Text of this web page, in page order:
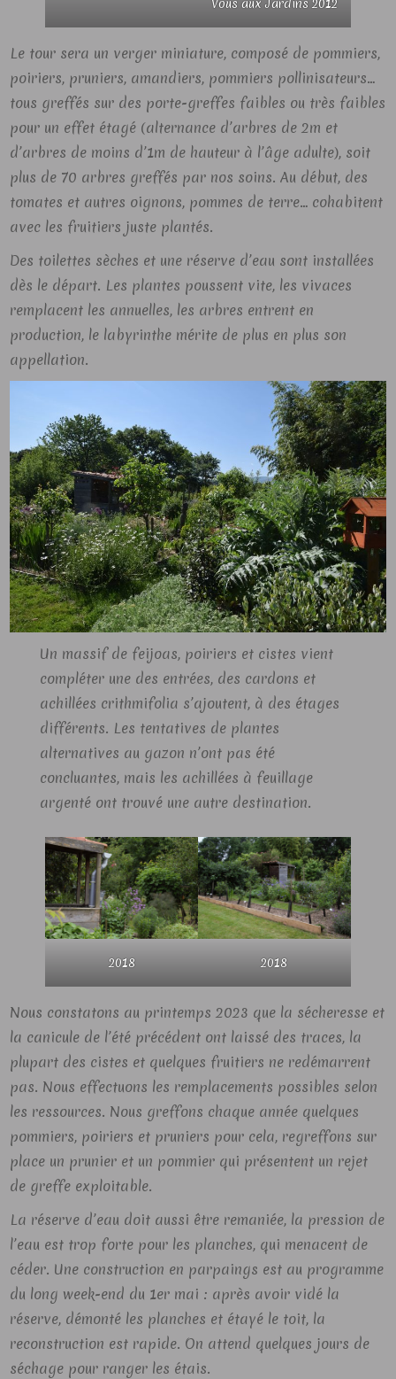
Vous aux Jardins 2012
Le tour sera un verger miniature, composé de pommiers,
poiriers, pruniers, amandiers, pommiers pollinisateurs…
tous greffés sur des porte-greffes faibles ou très faibles
pour un effet étagé (alternance d’arbres de 2m et
d’arbres de moins d’1m de hauteur à l’âge adulte), soit
plus de 70 arbres greffés par nos soins. Au début, des
tomates et autres oignons, pommes de terre… cohabitent
avec les fruitiers juste plantés.
Des toilettes sèches et une réserve d’eau sont installées
dès le départ. Les plantes poussent vite, les vivaces
remplacent les annuelles, les arbres entrent en
production, le labyrinthe mérite de plus en plus son
appellation.
Un massif de feijoas, poiriers et cistes vient
compléter une des entrées, des cardons et
achillées crithmifolia s’ajoutent, à des étages
différents. Les tentatives de plantes
alternatives au gazon n’ont pas été
concluantes, mais les achillées à feuillage
argenté ont trouvé une autre destination.
2018 2018
Nous constatons au printemps 2023 que la sécheresse et
la canicule de l’été précédent ont laissé des traces, la
plupart des cistes et quelques fruitiers ne redémarrent
pas. Nous effectuons les remplacements possibles selon
les ressources. Nous greffons chaque année quelques
pommiers, poiriers et pruniers pour cela, regreffons sur
place un prunier et un pommier qui présentent un rejet
de greffe exploitable.
La réserve d’eau doit aussi être remaniée, la pression de
l’eau est trop forte pour les planches, qui menacent de
céder. Une construction en parpaings est au programme
du long week-end du 1er mai : après avoir vidé la
réserve, démonté les planches et étayé le toit, la
reconstruction est rapide. On attend quelques jours de
séchage pour ranger les étais.